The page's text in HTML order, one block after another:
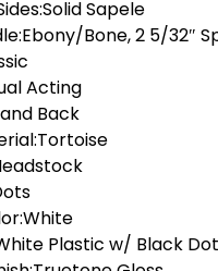
Sapele
Bone, 2 5/32″
Acting
Back
Plastic w/ Black